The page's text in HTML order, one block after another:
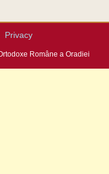
Privacy
Române a Oradiei